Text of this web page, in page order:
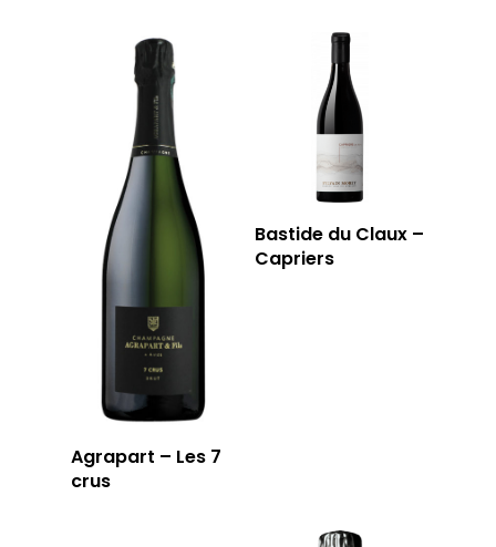
Agrapart – Les 7
crus
Bastide du Claux –
Capriers